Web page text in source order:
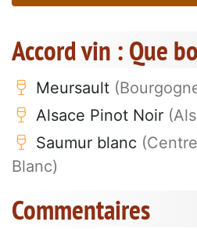
Accord vin : Que
Meursault
Alsace Pinot Noir
Saumur blanc
Blanc)
Commentaires